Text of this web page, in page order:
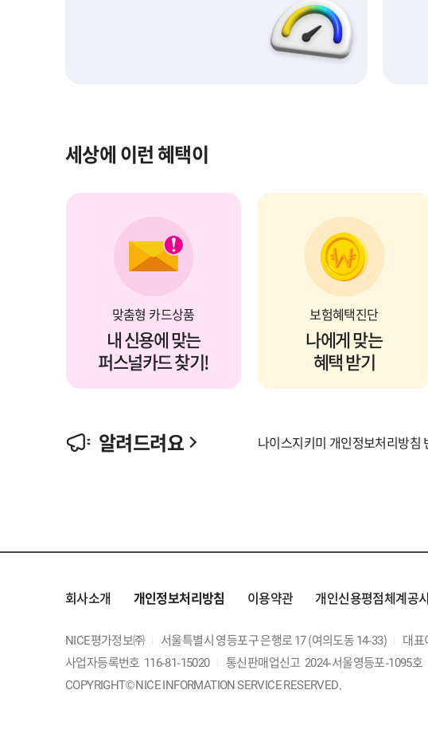
세상에 이런 혜택이
맞춤형 카드상품
내 신용에 맞는
퍼스널카드 찾기!
혜택좋은 카드 보험혜택진단
나에게 맞는
혜택 받기
무료 보장분석부터
자동차 보험 혜택까지
알려드려요 나이스지키미 개인정보처리방침
회사소개 개인정보처리방침 이용약관 개인신용평점체계공시
NICE평가정보㈜ 서울특별시 영등포구 은행로 17 (여의도동 14-33) 대표
사업자등록번호 116-81-15020 통신판매업신고 2024-서울영등포-1095호
COPYRIGHT© NICE INFORMATION SERVICE RESERVED.